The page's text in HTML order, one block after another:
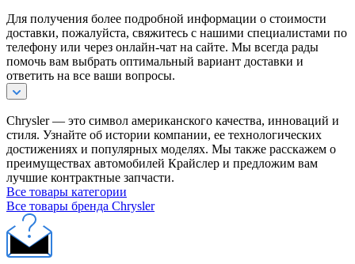
Для получения более подробной информации о стоимости
доставки, пожалуйста, свяжитесь с нашими специалистами по
телефону или через онлайн-чат на сайте. Мы всегда рады
помочь вам выбрать оптимальный вариант доставки и
ответить на все ваши вопросы.
Chrysler — это символ американского качества, инноваций и
стиля. Узнайте об истории компании, ее технологических
достижениях и популярных моделях. Мы также расскажем о
преимуществах автомобилей Крайслер и предложим вам
лучшие контрактные запчасти.
Все товары категории
Все товары бренда Chrysler